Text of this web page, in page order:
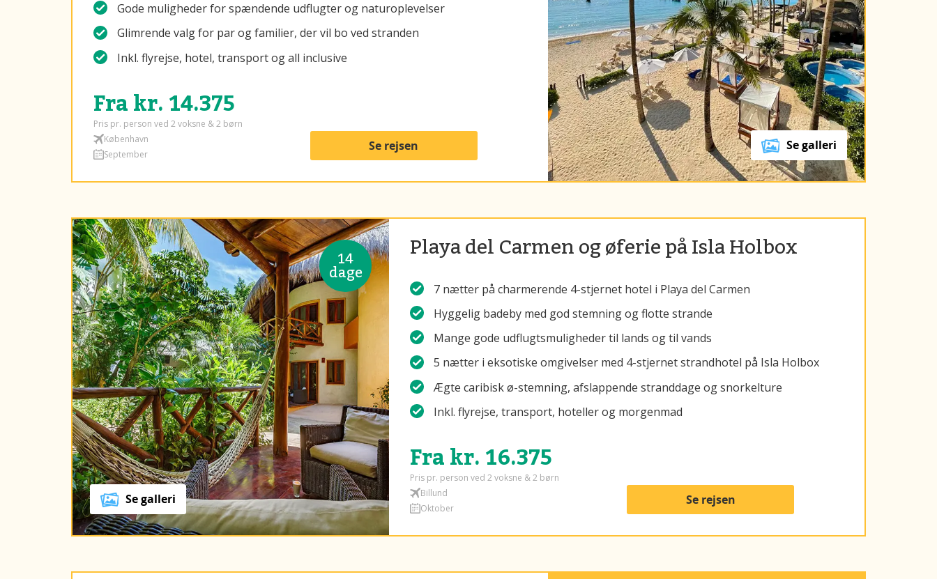
Se galleri
Gode muligheder for spændende udflugter og naturoplevelser
Glimrende valg for par og familier, der vil bo ved stranden
Inkl. flyrejse, hotel, transport og all inclusive
Fra kr. 14.375
Pris pr. person ved 2 voksne & 2 børn
København
September
Se rejsen
14
dage
Se galleri
Playa del Carmen og øferie på Isla Holbox
7 nætter på charmerende 4-stjernet hotel i Playa del Carmen
Hyggelig badeby med god stemning og flotte strande
Mange gode udflugtsmuligheder til lands og til vands
5 nætter i eksotiske omgivelser med 4-stjernet strandhotel på Isla Holbox
Ægte caribisk ø-stemning, afslappende stranddage og snorkelture
Inkl. flyrejse, transport, hoteller og morgenmad
Fra kr. 16.375
Pris pr. person ved 2 voksne & 2 børn
Billund
Oktober
Se rejsen